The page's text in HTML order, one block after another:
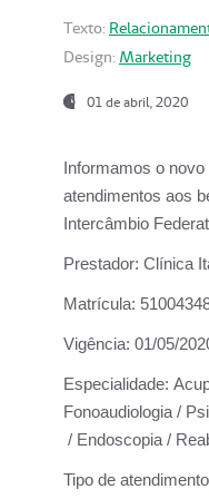
Texto:
Design: Marketing
01 de abril, 2020
Informamos o
atendimentos aos
Intercâmbio
Prestador: Clínica
Matrícula:
Vigência: 01/05/
Especialidade:
Fonoaudiologia /
/ Endoscopia /
Tipo de